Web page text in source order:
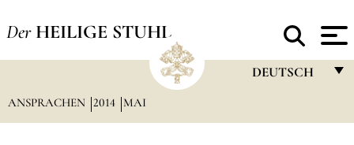
Der HEILIGE STUHL
DEUTSCH
ANSPRACHEN 2014 MAI